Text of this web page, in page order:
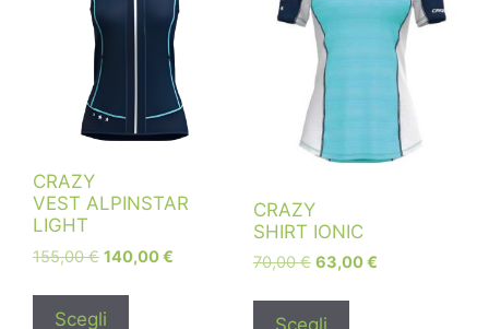
CRAZY
VEST ALPINSTAR
LIGHT
155,00€ 140,00€
Scegli
CRAZY
SHIRT IONIC
70,00€ 63,00€